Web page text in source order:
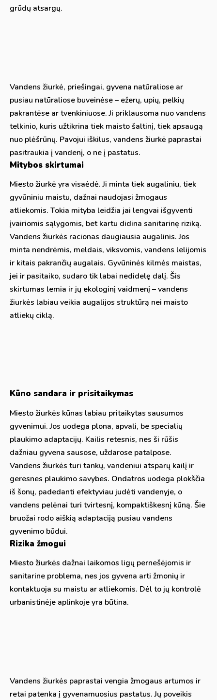
grūdų atsargų.
Vandens žiurkė, priešingai, gyvena natūraliose ar
pusiau natūraliose buveinėse – ežerų, upių, pelkių
pakrantėse ar tvenkiniuose. Ji priklausoma nuo vandens
telkinio, kuris užtikrina tiek maisto šaltinį, tiek apsaugą
nuo plėšrūnų. Pavojui iškilus, vandens žiurkė paprastai
pasitraukia į vandenį, o ne į pastatus.
Mitybos skirtumai
Miesto žiurkė yra visaėdė. Ji minta tiek augaliniu, tiek
gyvūniniu maistu, dažnai naudojasi žmogaus
atliekomis. Tokia mityba leidžia jai lengvai išgyventi
įvairiomis sąlygomis, bet kartu didina sanitarinę riziką.
Vandens žiurkės racionas daugiausia augalinis. Jos
minta nendrėmis, meldais, viksvomis, vandens lelijomis
ir kitais pakrančių augalais. Gyvūninės kilmės maistas,
jei ir pasitaiko, sudaro tik labai nedidelę dalį. Šis
skirtumas lemia ir jų ekologinį vaidmenį – vandens
žiurkės labiau veikia augalijos struktūrą nei maisto
atliekų ciklą.
Kūno sandara ir prisitaikymas
Miesto žiurkės kūnas labiau pritaikytas sausumos
gyvenimui. Jos uodega plona, apvali, be specialių
plaukimo adaptacijų. Kailis retesnis, nes ši rūšis
dažniau gyvena sausose, uždarose patalpose.
Vandens žiurkės turi tankų, vandeniui atsparų kailį ir
geresnes plaukimo savybes. Ondatros uodega plokščia
iš šonų, padedanti efektyviau judėti vandenyje, o
vandens pelėnai turi tvirtesnį, kompaktiškesnį kūną. Šie
bruožai rodo aiškią adaptaciją pusiau vandens
gyvenimo būdui.
Rizika žmogui
Miesto žiurkės dažnai laikomos ligų pernešėjomis ir
sanitarine problema, nes jos gyvena arti žmonių ir
kontaktuoja su maistu ar atliekomis. Dėl to jų kontrolė
urbanistinėje aplinkoje yra būtina.
Vandens žiurkės paprastai vengia žmogaus artumos ir
retai patenka į gyvenamuosius pastatus. Jų poveikis